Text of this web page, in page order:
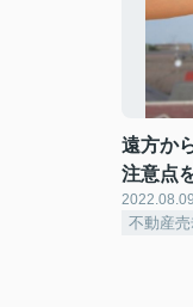
遠方か
注意点
2022.08.09
不動産売